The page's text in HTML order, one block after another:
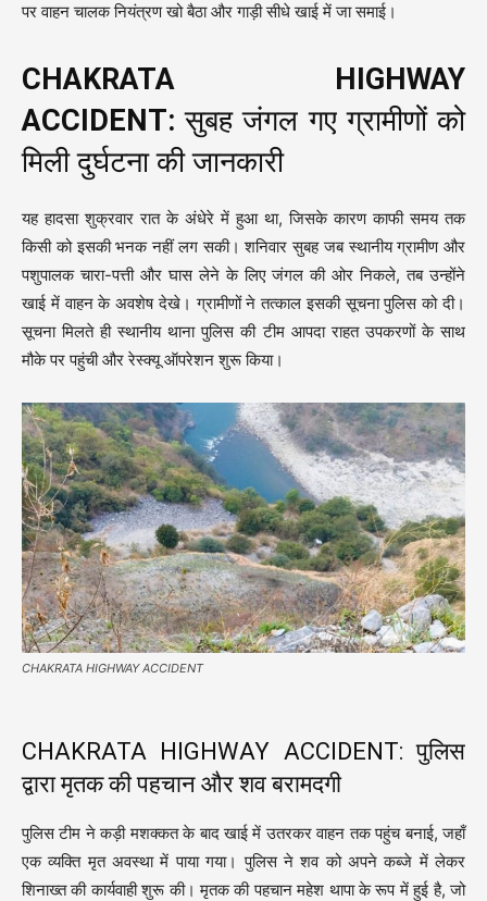
पर वाहन चालक नियंत्रण खो बैठा और गाड़ी सीधे खाई में जा समाई।
CHAKRATA HIGHWAY
ACCIDENT:सुबह जंगल गए ग्रामीणों को
मिली दुर्घटना की जानकारी
यह हादसा शुक्रवार रात के अंधेरे में हुआ था, जिसके कारण काफी समय तक
किसी को इसकी भनक नहीं लग सकी। शनिवार सुबह जब स्थानीय ग्रामीण और
पशुपालक चारा-पत्ती और घास लेने के लिए जंगल की ओर निकले, तब उन्होंने
खाई में वाहन के अवशेष देखे। ग्रामीणों ने तत्काल इसकी सूचना पुलिस को दी।
सूचना मिलते ही स्थानीय थाना पुलिस की टीम आपदा राहत उपकरणों के साथ
मौके पर पहुंची और रेस्क्यू ऑपरेशन शुरू किया।
CHAKRATA HIGHWAY ACCIDENT
CHAKRATA HIGHWAY ACCIDENT: पुलिस
द्वारा मृतक की पहचान और शव बरामदगी
पुलिस टीम ने कड़ी मशक्कत के बाद खाई में उतरकर वाहन तक पहुंच बनाई, जहाँ
एक व्यक्ति मृत अवस्था में पाया गया। पुलिस ने शव को अपने कब्जे में लेकर
शिनाख्त की कार्यवाही शुरू की। मृतक की पहचान महेश थापा के रूप में हुई है, जो